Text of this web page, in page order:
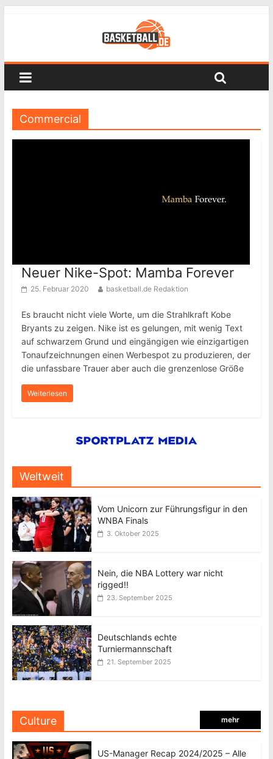
Commercial
Neuer Nike-Spot: Mamba Forever
25. Februar 2020 basketball.de Redaktion
Es braucht nicht viele Worte, um die Strahlkraft Kobe
Bryants zu zeigen. Nike ist es gelungen, mit wenig Text
auf schwarzem Grund und eingängigen wie einzigartigen
Tonaufzeichnungen einen Werbespot zu produzieren, der
die unfassbare Trauer aber auch die grenzenlose Größe
Weiterlesen
Weltweit
Vom Unicorn zur Führungsfigur in den
WNBA Finals
3. Oktober 2025
Nein, die NBA Lottery war nicht
rigged!!
23. September 2025
Deutschlands echte
Turniermannschaft
21. September 2025
Culture mehr
US-Manager Recap 2024/2025 – Alle